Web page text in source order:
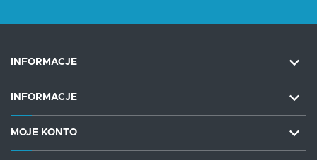
INFORMACJE
INFORMACJE
MOJE KONTO